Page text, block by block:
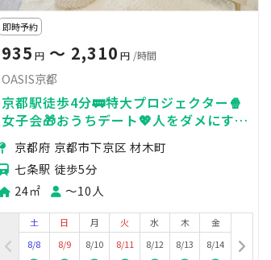
即時予約
935 円〜 2,310 円 /時間
OASIS京都
京都駅徒歩4分🚃特大プロジェクター🍿
女子会🎁おうちデート💖人をダメにする
1日中だらだら空間💓
京都府 京都市下京区 材木町
七条駅 徒歩5分
24㎡
〜10人
土
8/8
日
8/9
月
8/10
火
8/11
水
8/12
木
8/13
金
8/14